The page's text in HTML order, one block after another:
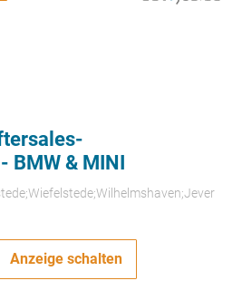
BMW & MINI
Anzeige schalten